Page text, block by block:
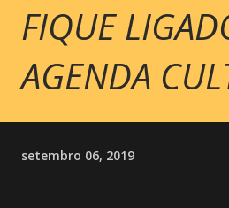
FIQUE
AGENDA
setembro 06, 2019